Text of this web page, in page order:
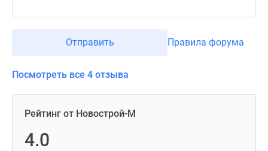
Отправить Правила форума
Посмотреть все 4 отзыва
Рейтинг от Новострой-М
4.0